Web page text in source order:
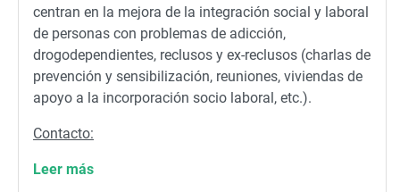
centran en la mejora de la integración social y laboral
de personas con problemas de adicción,
drogodependientes, reclusos y ex-reclusos (charlas de
prevención y sensibilización, reuniones, viviendas de
apoyo a la incorporación socio laboral, etc.).
Contacto:
Dirección: AV PRIMADO REIG 6 (Valencia)
Leer más